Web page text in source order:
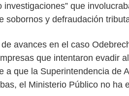
investigaciones” que
sobornos y defraudación
avances en el caso
que intentaron evadir
a que la Superintendencia de
el Ministerio Público no ha